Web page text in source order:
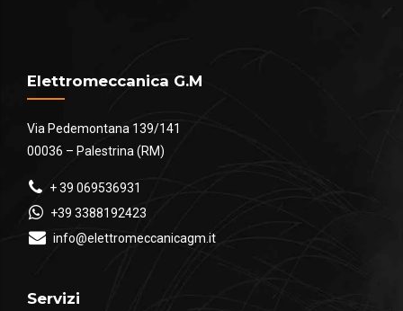
Elettromeccanica G.M
Via Pedemontana 139/141
00036 – Palestrina (RM)
+ 39 069536931
+39 3388192423
info@elettromeccanicagm.it
Servizi